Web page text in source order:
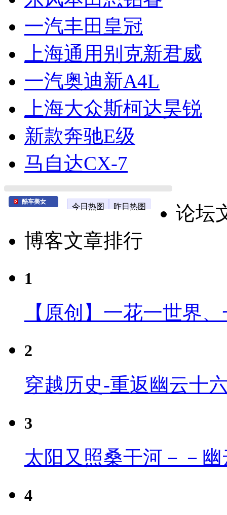
一汽丰田皇冠
上海通用别克新君威
一汽奥迪新A4L
上海大众斯柯达昊锐
新款奔驰E级
马自达CX-7
酷车美女
今日热图 昨日热图
论坛
博客文章排行
1
【原创】一花一世界
2
穿越历史-重返幽云十
3
太阳又照桑干河－－
4